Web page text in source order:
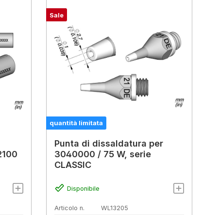
Sale
quantità limitata
Punta di dissaldatura per
3040000 / 75 W, serie
CLASSIC
Disponibile
Articolo n. WL13205